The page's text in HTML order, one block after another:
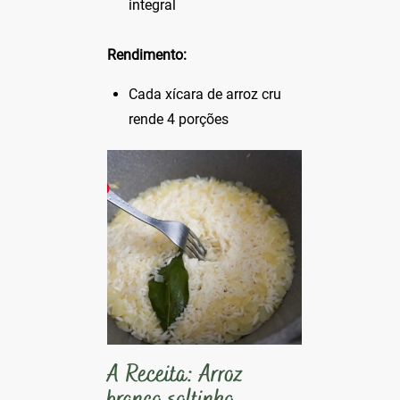
integral
Rendimento:
Cada xícara de arroz cru
rende 4 porções
A Receita: Arroz